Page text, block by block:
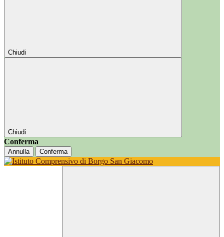
Chiudi
Chiudi
Conferma
Annulla Conferma